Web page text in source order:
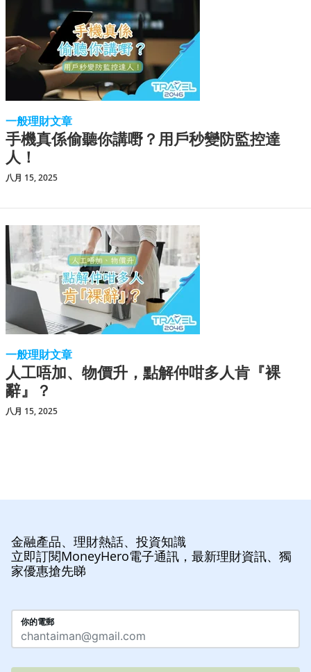
一般理財文章
手機真係偷聽你講嘢？用戶秒變防監控達
人！
八月 15, 2025
一般理財文章
人工唔加、物價升，點解仲咁多人肯『裸
辭』？
八月 15, 2025
金融產品、理財熱話、投資知識
立即訂閱MoneyHero電子通訊，最新理財資訊、獨
家優惠搶先睇